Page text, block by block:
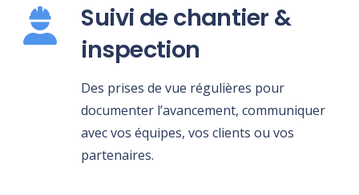
Suivi de chantier &
inspection
Des prises de vue régulières pour
documenter l’avancement, communiquer
avec vos équipes, vos clients ou vos
partenaires.